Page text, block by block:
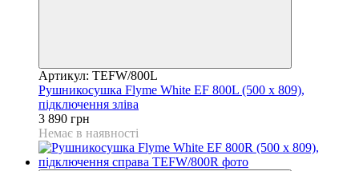
Артикул: TEFW/800L
Рушникосушка Flyme White EF 800L (500 х 809),
підключення зліва
3 890 грн
Немає в наявності